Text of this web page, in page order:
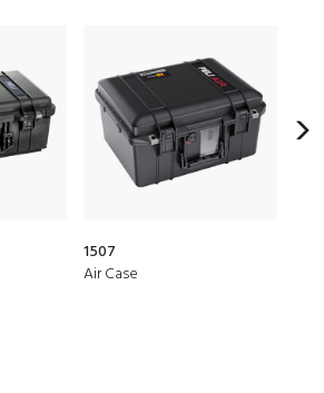
1507
Air Case